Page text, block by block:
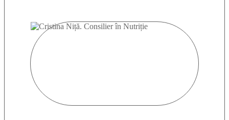
în 2011. În prezent, sunt singurul psiholog cu această specializare din
România. Am absolvit apoi cel de-al doilea master în Psihoterapie
Experiențială Unificatoare pentru copil, cuplu și familie, în anul 2012,
la Universitatea București. Dincolo de ușile cabinetului sau ale
spitalului de copii, de când mă știu, adun oameni în jurul meu în fel și
chip, fie sub formă de cercuri de femei, retreat-uri, workshop-uri sau
training-uri. De mai bine de 10 ani, susțin grupuri de feminitate și
creez contexte în care femeile să găsească un spațiu sigur pentru a
creste individual si impreuna. Urmăresc, totodată, să organizez anual